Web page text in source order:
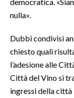
nulla».
Dubbi condivisi
chiesto quali
l’adesione alle
Città del Vino si
ingressi della città